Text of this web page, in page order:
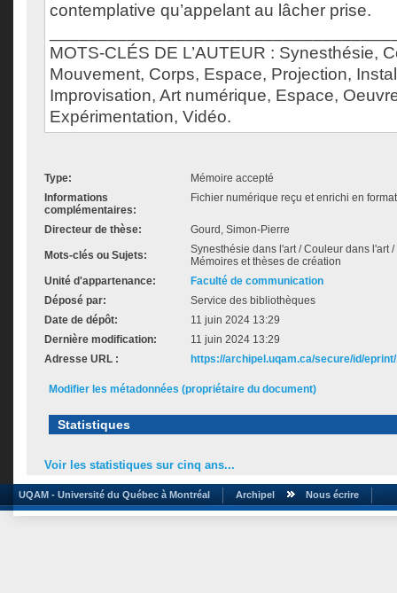
contemplative qu’appelant au lâcher prise.
MOTS-CLÉS DE L’AUTEUR : Synesthésie,
Mouvement, Corps, Espace, Projection,
Improvisation, Art numérique, Espace,
Expérimentation, Vidéo.
Type:
Mémoire accepté
Informations
complémentaires:
Fichier numérique reçu et enrichi en
Directeur de thèse: Gourd, Simon-Pierre
Mots-clés ou Sujets:
Synesthésie dans l'art / Couleur dans l'art
Mémoires et thèses de création
Unité d'appartenance:
Faculté de communication
Déposé par:
Service des bibliothèques
Date de dépôt:
11 juin 2024 13:29
Dernière modification:
11 juin 2024 13:29
Adresse URL :
https://archipel.uqam.ca/secure/id/
Modifier les métadonnées (propriétaire du document)
Statistiques
Voir les statistiques sur cinq ans...
UQAM - Université du Québec à Montréal Archipel Nous écrire